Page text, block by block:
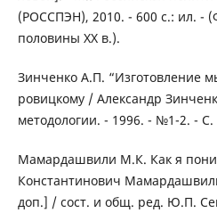
(РОССПЭН), 2010. - 600 с.: ил. -
половины XX в.).
Зинченко А.П. “Изготовление
ровицкому / Александр
методологии. - 1996. - №1-2. - С.
Мамардашвили М.К. Как я
Константинович
доп.] / сост. и общ. ред. Ю.П.